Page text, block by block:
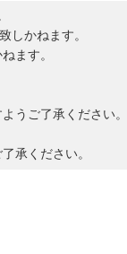
しかねます。
ます。
うご了承ください。
承ください。